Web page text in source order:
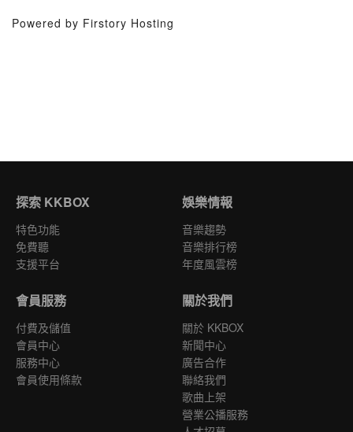
Powered by Firstory Hosting
探索 KKBOX
特色功能
免費聽
支援平台
娛樂情報
音樂趨勢
音樂排行榜
年度風雲榜
會員服務
付費及儲值
會員中心
服務中心
會員使用條款
關於我們
關於 KKBOX
新聞中心
廣告合作
聯絡我們
歌曲上架
營業公播服務